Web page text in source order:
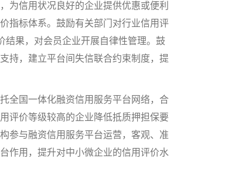
为信用状况良好的企业提供优惠或便利
指标体系。鼓励有关部门对行业信用评
结果，对会员企业开展自律性管理。鼓
持，建立平台间失信联合约束制度，提
全国一体化融资信用服务平台网络，合
评价等级较高的企业降低抵质押担保要
参与融资信用服务平台运营，客观、准
作用，提升对中小微企业的信用评价水